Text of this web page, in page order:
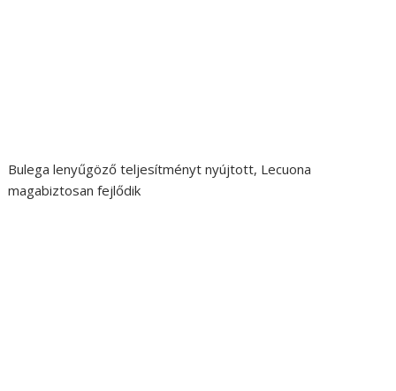
Bulega lenyűgöző teljesítményt nyújtott, Lecuona
magabiztosan fejlődik